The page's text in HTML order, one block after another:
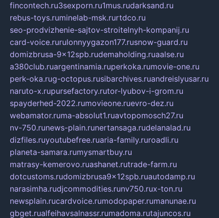
fincontech.ru3sexporn.ru1mus.rudarksand.ru
rebus-toys.ruminelab-msk.rurtdco.ru
seo-prodvizhenie-sajtov-stroitelnyh-kompanij.ru
card-voice.rurulonnyygazon177.rusnow-guard.ru
domizbrusa-9x12spb.rudemaholding.ruaalse.ru
a380club.ruargentinamia.ruperkoka.rumovie-one.ru
perk-oka.rug-octopus.rusibarchives.ruandreislyusar.ru
naruto-x.rupursefactory.rutor-lyubov-i-grom.ru
spayderhed-2022.rumovieone.ruevro-dez.ru
webamator.ruma-absolut1.ruavtopomosch27.ru
nv-750.runews-plain.runertansaga.rudelanalad.ru
dizfiles.ruyoutubefree.ruaria-family.ruroadli.ru
planeta-samara.rumysmartbuy.ru
matrasy-kemerovo.ruashanet.rutrade-farm.ru
dotcustoms.rudomizbrusa9x12spb.ruautodamp.ru
narasimha.rudjcommodities.runv750.rux-ton.ru
newsplain.rucardvoice.rumodopaper.rumanunae.ru
gbget.rualfeihavsalnassr.rumadoma.rutajuncos.ru